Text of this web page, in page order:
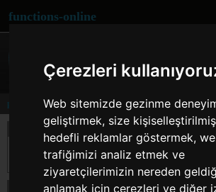
Çerezleri
Web sitemizde gezinme
geliştirmek, size
hedefli reklamlar göstermek,
trafiğimizi analiz etmek ve
ziyaretçilerimizin nereden
anlamak için çerezleri ve diğer
functions-online
preg_filter
Açıklama
preg_filter() sadece eşleşenleri dndrmesi dışında
işlevin nasıl alıştığıyla ilgili ayrıntılar iin preg_replace()
beyanın preg_filter